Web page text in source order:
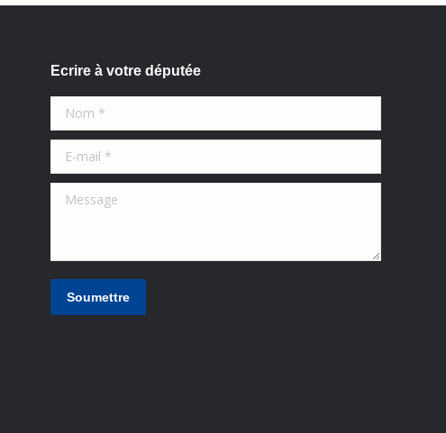
Ecrire à votre députée
Nom *
E-mail *
Message
Soumettre